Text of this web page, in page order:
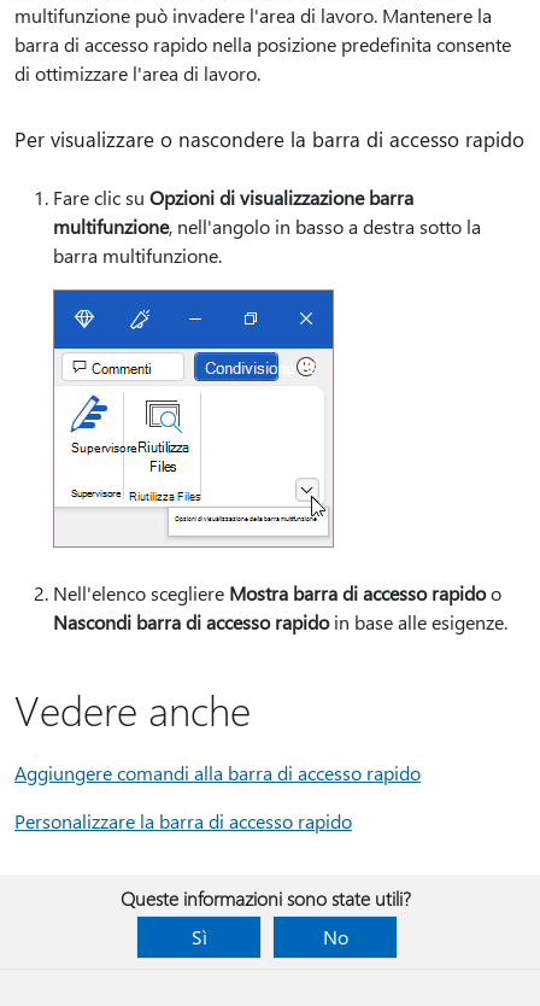
multifunzione può invadere l'area di lavoro. Mantenere la
barra di accesso rapido nella posizione predefinita consente
di ottimizzare l'area di lavoro.
Per visualizzare o nascondere la barra di accesso rapido
Fare clic su Opzioni di visualizzazione barra
multifunzione, nell'angolo in basso a destra sotto la
barra multifunzione.
Nell'elenco scegliere Mostra barra di accesso rapidoo
Nascondi barra di accesso rapidoin base alle esigenze.
Vedere anche
Aggiungere comandi alla barra di accesso rapido
Personalizzare la barra di accesso rapido
Queste informazioni sono state utili?
Sì
No